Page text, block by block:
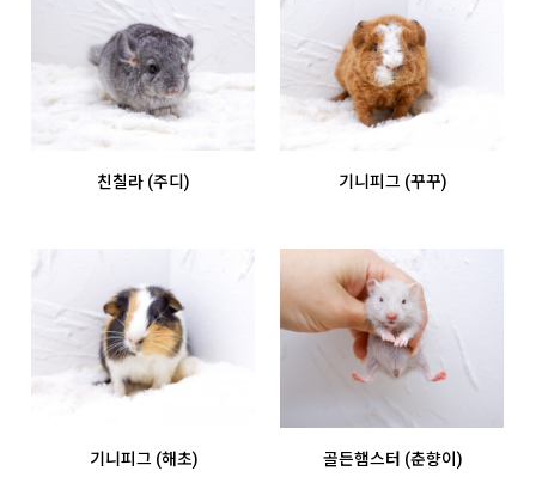
친칠라 (주디) 기니피그 (꾸꾸)
기니피그 (해초) 골든햄스터 (춘향이)